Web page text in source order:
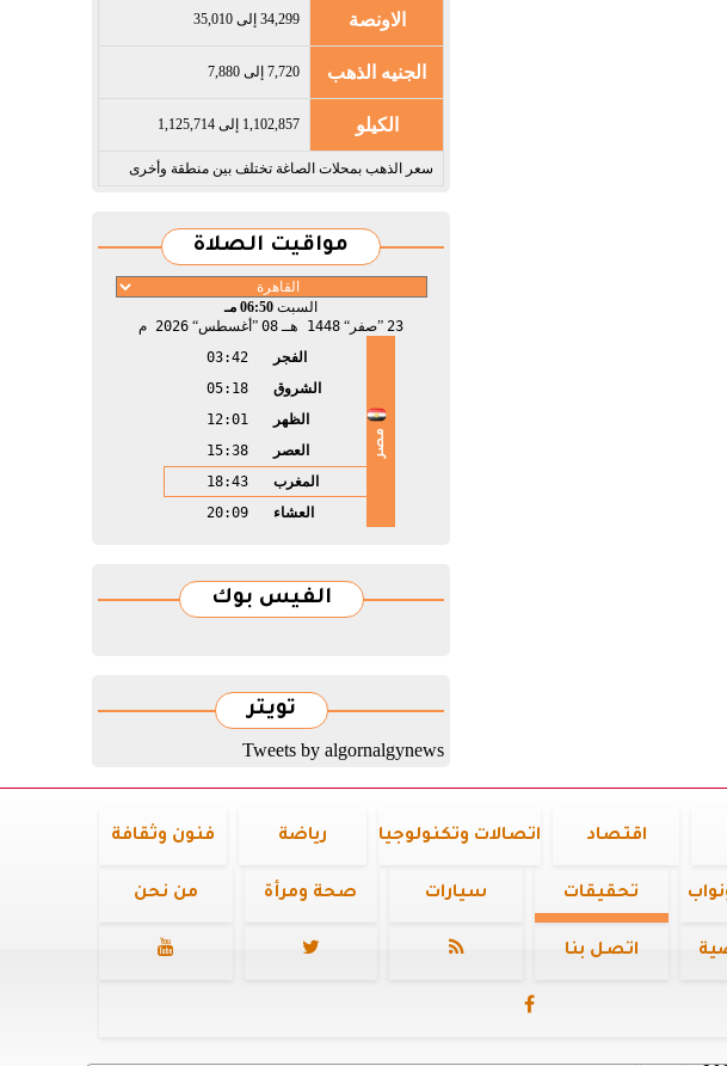
الاونصة 34,299 إلى 35,010
الجنيه الذهب 7,720 إلى 7,880
الكيلو 1,102,857 إلى 1,125,714
سعر الذهب بمحلات الصاغة تختلف بين منطقة وأخرى
مواقيت الصلاة
السبت 06:50 مـ
23 صفر 1448 هـ 08 أغسطس 2026 م
مصر
الفجر
03:42
الشروق
05:18
الظهر
12:01
العصر
15:38
المغرب
18:43
العشاء
20:09
الفيس بوك
تويتر
Tweets by algornalgynews
اقتصاد اتصالات وتكنولوجيا رياضة فنون وثقافة
تحقيقات سيارات صحة ومرأة من نحن
اتصل بنا 


